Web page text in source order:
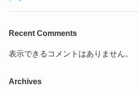
Recent Comments
表示できるコメントはありません。
Archives